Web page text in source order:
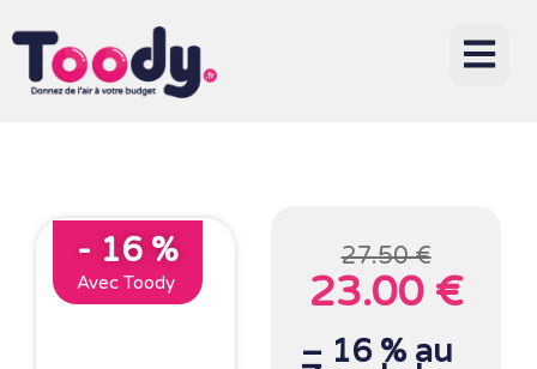
- 16 %
Avec Toody
27.50 €
23.00 €
– 16 % au